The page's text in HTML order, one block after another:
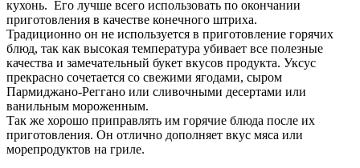
кухонь. Его лучше всего использовать по окончании
приготовления в качестве конечного штриха.
Традиционно он не используется в приготовление горячих
блюд, так как высокая температура убивает все полезные
качества и замечательный букет вкусов продукта. Уксус
прекрасно сочетается со свежими ягодами, сыром
Пармиджано-Реггано или сливочными десертами или
ванильным мороженным.
Так же хорошо приправлять им горячие блюда после их
приготовления. Он отлично дополняет вкус мяса или
морепродуктов на гриле.